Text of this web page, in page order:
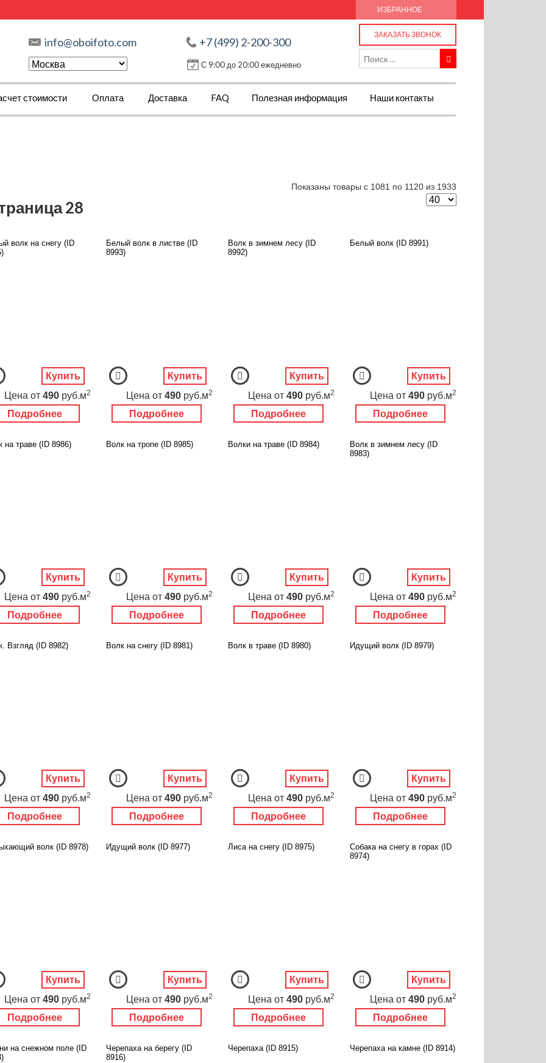
ИЗБРАННОЕ
info@oboifoto.com +7 (499) 2-200-300
С 9:00 до 20:00 ежедневно
ЗАКАЗАТЬ ЗВОНОК
стоимости Оплата Доставка FAQ Полезная информация Наши контакты
Показаны товары с 1081 по 1120 из 1933
28
волк на снегу (ID
Подробнее
Цена от 490 руб.м2
Купить
Белый волк в листве (ID
8993)
Подробнее
Цена от 490 руб.м2
Купить
Волк в зимнем лесу (ID
8992)
Подробнее
Цена от 490 руб.м2
Купить
Белый волк (ID 8991)
Подробнее
Цена от 490 руб.м2
Купить
на траве (ID 8986)
Подробнее
Цена от 490 руб.м2
Купить
Волк на тропе (ID 8985)
Подробнее
Цена от 490 руб.м2
Купить
Волки на траве (ID 8984)
Подробнее
Цена от 490 руб.м2
Купить
Волк в зимнем лесу (ID
8983)
Подробнее
Цена от 490 руб.м2
Купить
Взгляд (ID 8982)
Подробнее
Цена от 490 руб.м2
Купить
Волк на снегу (ID 8981)
Подробнее
Цена от 490 руб.м2
Купить
Волк в траве (ID 8980)
Подробнее
Цена от 490 руб.м2
Купить
Идущий волк (ID 8979)
Подробнее
Цена от 490 руб.м2
Купить
волк (ID 8978)
Подробнее
Цена от 490 руб.м2
Купить
Идущий волк (ID 8977)
Подробнее
Цена от 490 руб.м2
Купить
Лиса на снегу (ID 8975)
Подробнее
Цена от 490 руб.м2
Купить
Собака на снегу в горах (ID
8974)
Подробнее
Цена от 490 руб.м2
Купить
на снежном поле (ID
Черепаха на берегу (ID
8916)
Черепаха (ID 8915) Черепаха на камне (ID 8914)